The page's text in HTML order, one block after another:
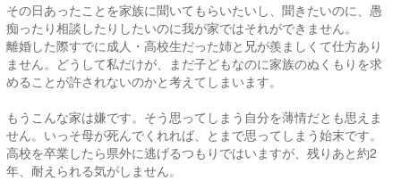
その日あったことを家族に聞いてもらいたいし、聞きたいのに、愚
痴ったり相談したりしたいのに我が家ではそれができません。
離婚した際すでに成人・高校生だった姉と兄が羨ましくて仕方あり
ません。どうして私だけが、まだ子どもなのに家族のぬくもりを求
めることが許されないのかと考えてしまいます。
もうこんな家は嫌です。そう思ってしまう自分を薄情だとも思えま
せん。いっそ母が死んでくれれば、とまで思ってしまう始末です。
高校を卒業したら県外に逃げるつもりではいますが、残りあと約2
年、耐えられる気がしません。